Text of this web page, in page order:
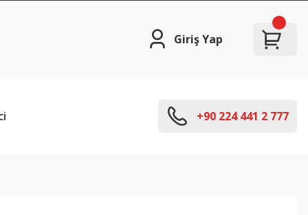
Giriş Yap
+90 224 441 2 777